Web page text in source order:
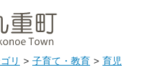
リ 子育て・教育 育児